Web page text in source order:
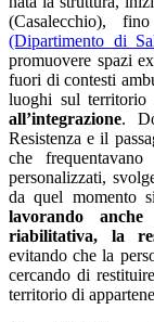
(Casalecchio),
(Dipartimento di
promuovere spazi
fuori di contesti
luoghi sul territorio
all’integrazione.
Resistenza e il
che
personalizzati,
da quel momento
lavorando
riabilitativa, la
evitando che la
cercando di
territorio di